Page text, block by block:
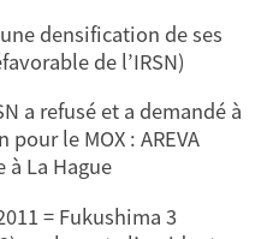
densification de ses
de l’IRSN)
a refusé et a demandé à
le MOX : AREVA
à La Hague
= Fukushima 3